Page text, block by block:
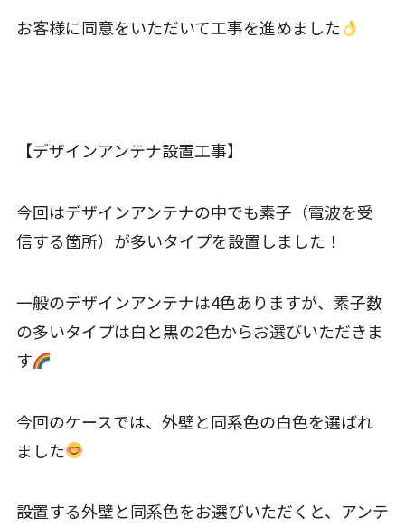
お客様に同意をいただいて工事を進めました
【デザインアンテナ設置工事】
今回はデザインアンテナの中でも素子（電波を受
信する箇所）が多いタイプを設置しました！
一般のデザインアンテナは4色ありますが、素子数
の多いタイプは白と黒の2色からお選びいただきま
す
今回のケースでは、外壁と同系色の白色を選ばれ
ました
設置する外壁と同系色をお選びいただくと、アンテ